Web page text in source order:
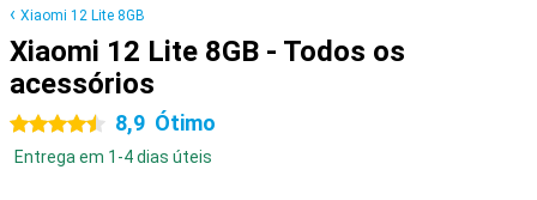
Xiaomi 12 Lite 8GB
Xiaomi 12 Lite 8GB - Todos os
acessórios
4.5 estrelas 8,9 Ótimo
Entrega em 1-4 dias úteis